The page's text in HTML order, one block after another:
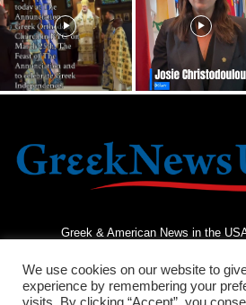
Greek & American News in the
We use cookies on our website to
experience by remembering your